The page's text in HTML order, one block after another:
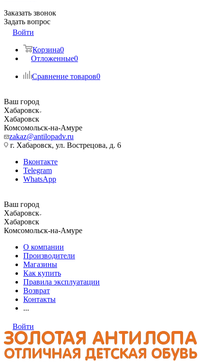
Заказать звонок
Задать вопрос
Войти
Корзина0
Отложенные0
Сравнение товаров0
Ваш город
Хабаровск
Хабаровск
Комсомольск-на-Амуре
zakaz@antilopadv.ru
г. Хабаровск, ул. Вострецова, д. 6
Вконтакте
Telegram
WhatsApp
Ваш город
Хабаровск
Хабаровск
Комсомольск-на-Амуре
О компании
Производители
Магазины
Как купить
Правила эксплуатации
Возврат
Контакты
...
Войти